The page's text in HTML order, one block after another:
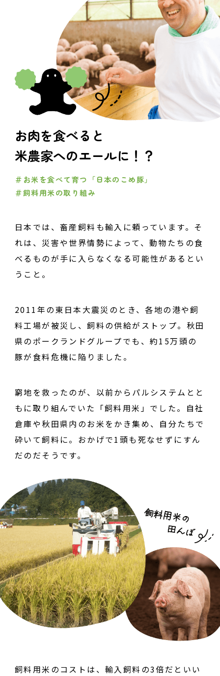
お肉を食べると
米農家へのエールに！？
＃お米を食べて育つ「日本のこめ豚」
＃飼料用米の取り組み
日本では、畜産飼料も輸入に頼っています。そ
れは、災害や世界情勢によって、動物たちの食
べるものが手に入らなくなる可能性があるとい
うこと。
2011年の東日本大震災のとき、各地の港や飼
料工場が被災し、飼料の供給がストップ。秋田
県のポークランドグループでも、約15万頭の
豚が食料危機に陥りました。
窮地を救ったのが、以前からパルシステムとと
もに取り組んでいた「飼料用米」でした。自社
倉庫や秋田県内のお米をかき集め、自分たちで
砕いて飼料に。おかげで1頭も死なせずにすん
だのだそうです。
飼料用米のコストは、輸入飼料の3倍だといい